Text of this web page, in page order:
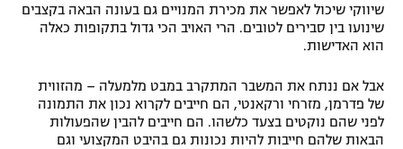
שיווקי שיכול לאפשר את מכירת המנויים גם בעונה הבאה בקצבים
שינועו בין סבירים לטובים. הרי האויב הכי גדול בתקופות כאלה
הוא האדישות.
אבל אם ננתח את המשבר המתקרב במבט מלמעלה – מהזווית
של פדרמן, מזרחי ורקאנטי, הם חייבים לקרוא נכון את התמונה
לפני שהם נוקטים בצעד כלשהו. הם חייבים להבין שהפעולות
הבאות שלהם חייבות להיות נכונות גם בהיבט המקצועי וגם